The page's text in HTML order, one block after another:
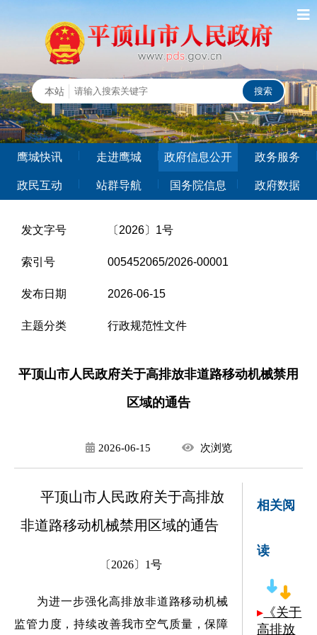
鹰城快讯 走进鹰城 政府信息公开 政务服务
政民互动 站群导航 国务院信息 政府数据
发文字号 〔2026〕1号
索引号 005452065/2026-00001
发布日期 2026-06-15
主题分类 行政规范性文件
平顶山市人民政府关于高排放非道路移动机械禁用
区域的通告
2026-06-15 次浏览
平顶山市人民政府关于高排放
非道路移动机械禁用区域的通告
〔2026〕1号
为进一步强化高排放非道路移动机械
监管力度，持续改善我市空气质量，保障
相关阅
读
▸ 《关于
高排放